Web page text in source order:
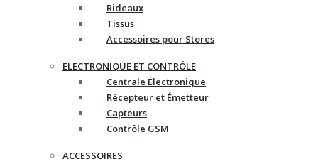
Rideaux
Tissus
Accessoires pour Stores
ELECTRONIQUE ET CONTRÔLE
Centrale Électronique
Récepteur et Émetteur
Capteurs
Contrôle GSM
ACCESSOIRES